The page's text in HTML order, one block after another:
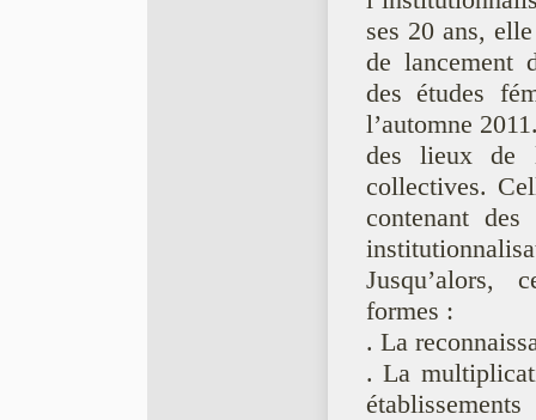
ses 20 ans,
de lancement
des études
l’automne
des lieux de
collectives.
contenant des
Jusqu’alors,
formes :
. La
. La